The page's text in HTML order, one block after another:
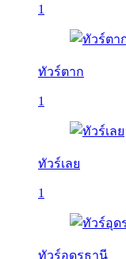
1
ทัวร์ตาก
1
ทัวร์เลย
1
ทัวร์อุดรธานี